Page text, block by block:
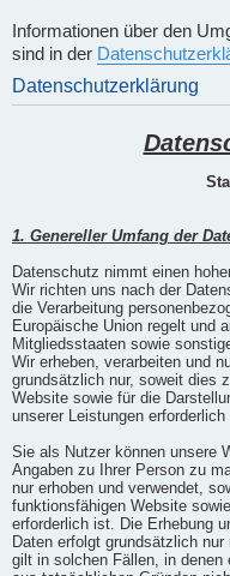
Informationen über den
sind in der
Datenschutzerklärung
1. Genereller Umfang der
Datenschutz nimmt einen
Wir richten uns nach der
die Verarbeitung
Europäische Union regelt und
Mitgliedsstaaten sowie
Wir erheben, verarbeiten und
grundsätzlich nur, soweit dies
Website sowie für die
unserer Leistungen erforderlich
Sie als Nutzer können unsere
Angaben zu Ihrer Person zu
nur erhoben und verwendet,
funktionsfähigen Website
erforderlich ist. Die Erhebung
Daten erfolgt grundsätzlich
gilt in solchen Fällen, in denen